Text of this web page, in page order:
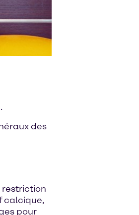
des
restriction
calcique,
pour